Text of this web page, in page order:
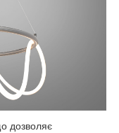
дозволяє